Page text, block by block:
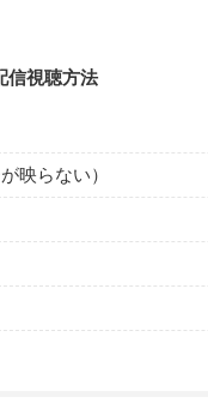
信視聴方法
映らない）